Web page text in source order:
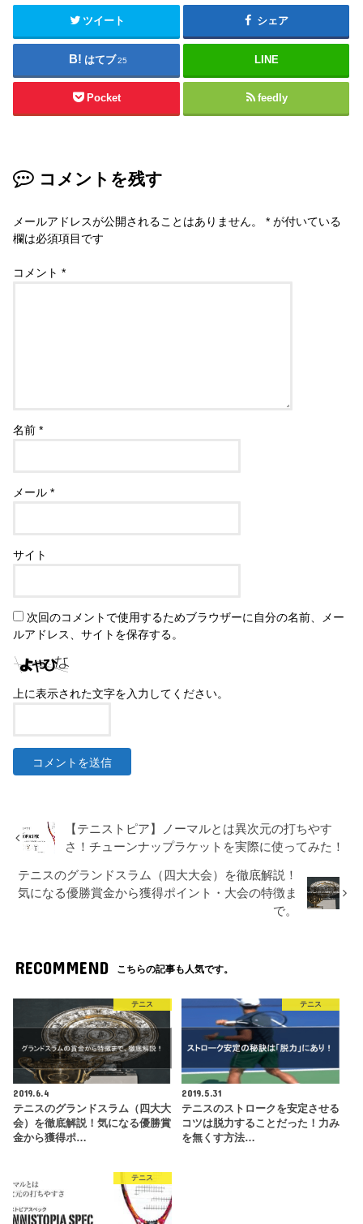
ツイート シェア
はてブ 25 LINE
Pocket feedly
コメントを残す
メールアドレスが公開されることはありません。 * が付いている
欄は必須項目です
コメント*
名前*
メール*
サイト
次回のコメントで使用するためブラウザーに自分の名前、メー
ルアドレス、サイトを保存する。
上に表示された文字を入力してください。
【テニストピア】ノーマルとは異次元の打ちやす
さ！チューンナップラケットを実際に使ってみた！
テニスのグランドスラム（四大大会）を徹底解説！
気になる優勝賞金から獲得ポイント・大会の特徴ま
で。
RECOMMEND こちらの記事も人気です。
テニス
2019.6.4
テニスのグランドスラム（四大大
会）を徹底解説！気になる優勝賞
金から獲得ポ…
テニス
2019.5.31
テニスのストロークを安定させる
コツは脱力することだった！力み
を無くす方法…
テニス